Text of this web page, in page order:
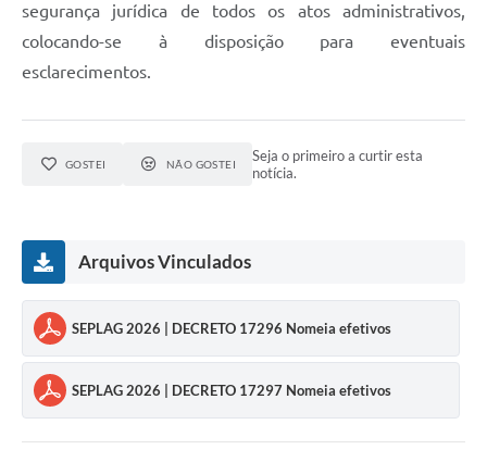
segurança jurídica de todos os atos administrativos,
colocando-se à disposição para eventuais
esclarecimentos.
GOSTEI NÃO GOSTEI
Seja o primeiro a curtir esta
notícia.
Arquivos Vinculados
SEPLAG 2026 | DECRETO 17296 Nomeia efetivos
SEPLAG 2026 | DECRETO 17297 Nomeia efetivos